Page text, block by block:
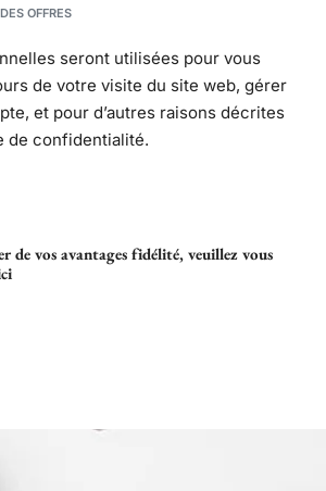
OFFRES
seront utilisées pour vous
de votre visite du site web, gérer
et pour d’autres raisons décrites
de confidentialité.
de vos avantages fidélité, veuillez vous